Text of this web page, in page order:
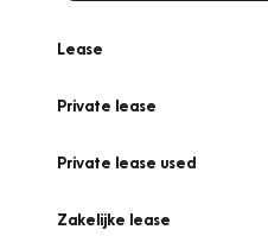
Lease
Private lease
Private lease used
Zakelijke lease